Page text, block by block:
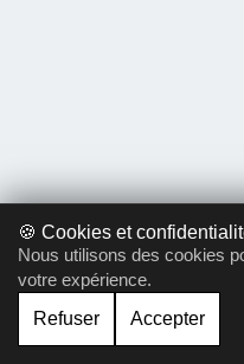
🍪 Cookies et
Nous utilisons des cookies
votre expérience.
Refuser
Accepter